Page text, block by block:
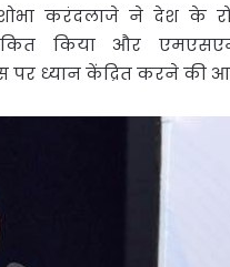
करंदलाजे ने देश के
किया और
ध्यान केंद्रित करने की